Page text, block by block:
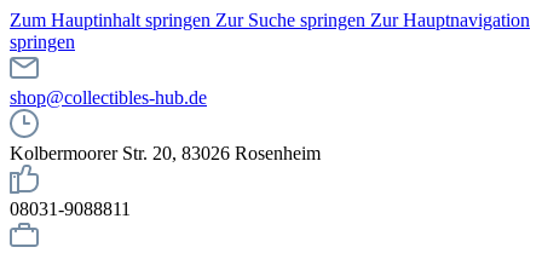
Zum Hauptinhalt springen Zur Suche springen Zur Hauptnavigation
springen
shop@collectibles-hub.de
Kolbermoorer Str. 20, 83026 Rosenheim
08031-9088811